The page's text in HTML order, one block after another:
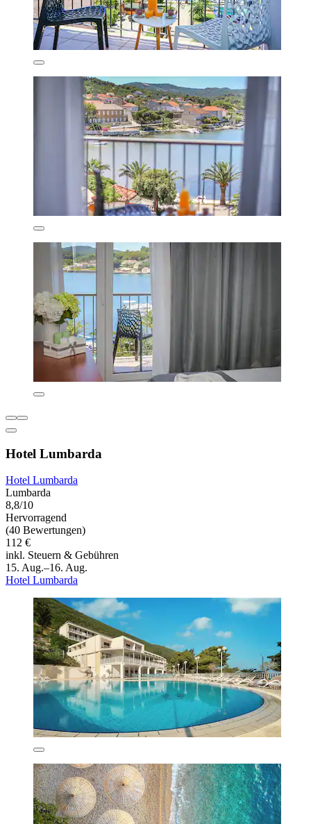
Hotel Lumbarda
Hotel Lumbarda
Lumbarda
8,8/10
Hervorragend
(40 Bewertungen)
112 €
inkl. Steuern & Gebühren
15. Aug.–16. Aug.
Hotel Lumbarda